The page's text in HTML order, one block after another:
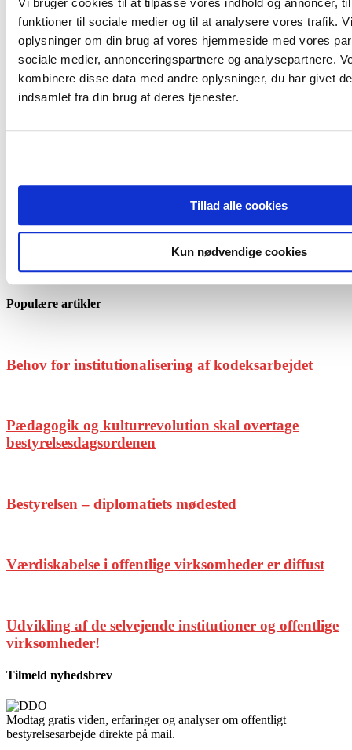
Vi bruger cookies til at tilpasse vores indhold og annoncer,
funktioner til sociale medier og til at analysere vores trafik.
oplysninger om din brug af vores hjemmeside med vores
sociale medier, annonceringspartnere og analysepartnere.
kombinere disse data med andre oplysninger, du har givet
indsamlet fra din brug af deres tjenester.
Tillad alle cookies
Kun nødvendige cookies
Ejerskab
Udspaltning af formue
Ejerskab
Det offentlige som ejer
Populære artikler
Behov for institutionalisering af kodeksarbejdet
Pædagogik og kulturrevolution skal overtage
bestyrelsesdagsordenen
Bestyrelsen – diplomatiets mødested
Værdiskabelse i offentlige virksomheder er diffust
Udvikling af de selvejende institutioner og offentlige
virksomheder!
Tilmeld nyhedsbrev
Modtag gratis viden, erfaringer og analyser om offentligt
bestyrelsesarbejde direkte på mail.